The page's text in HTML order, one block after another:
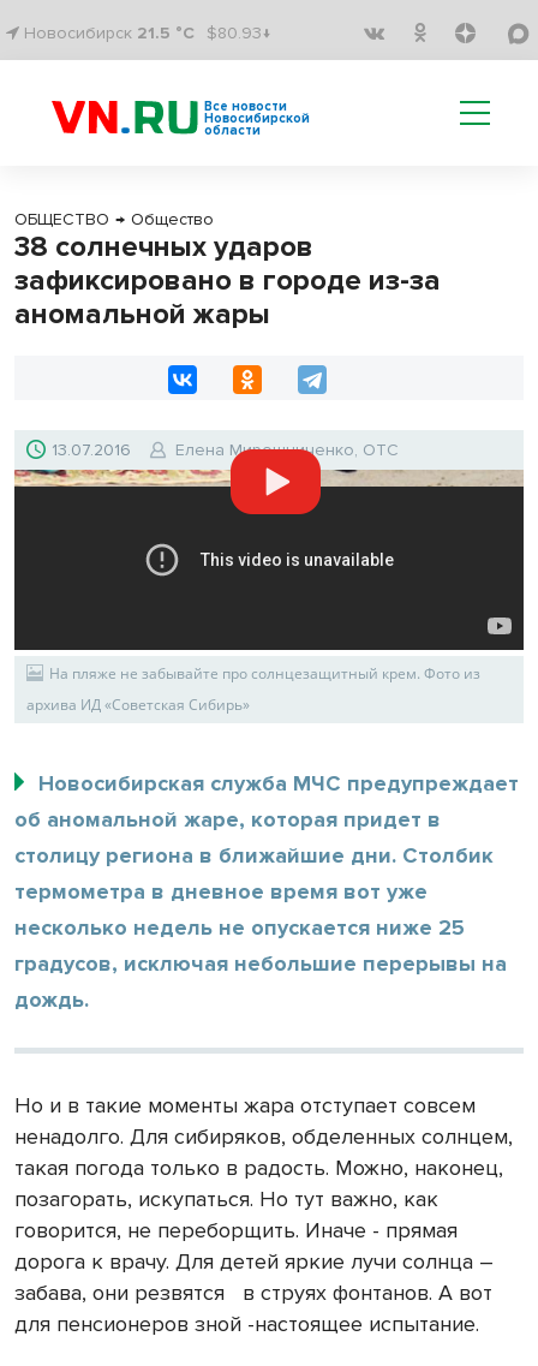
Новосибирск 21.5 °C $80.93↓
Все новости
Новосибирской
области
ОБЩЕСТВО → Общество
38 солнечных ударов
зафиксировано в городе из-за
аномальной жары
13.07.2016 Елена Мирошниченко, ОТС
На пляже не забывайте про солнцезащитный крем. Фото из
архива ИД «Советская Сибирь»
Новосибирская служба МЧС предупреждает
об аномальной жаре, которая придет в
столицу региона в ближайшие дни. Столбик
термометра в дневное время вот уже
несколько недель не опускается ниже 25
градусов, исключая небольшие перерывы на
дождь.
Но и в такие моменты жара отступает совсем
ненадолго. Для сибиряков, обделенных солнцем,
такая погода только в радость. Можно, наконец,
позагорать, искупаться. Но тут важно, как
говорится, не переборщить. Иначе - прямая
дорога к врачу. Для детей яркие лучи солнца –
забава, они резвятся
в струях фонтанов. А вот
для пенсионеров зной -настоящее испытание.